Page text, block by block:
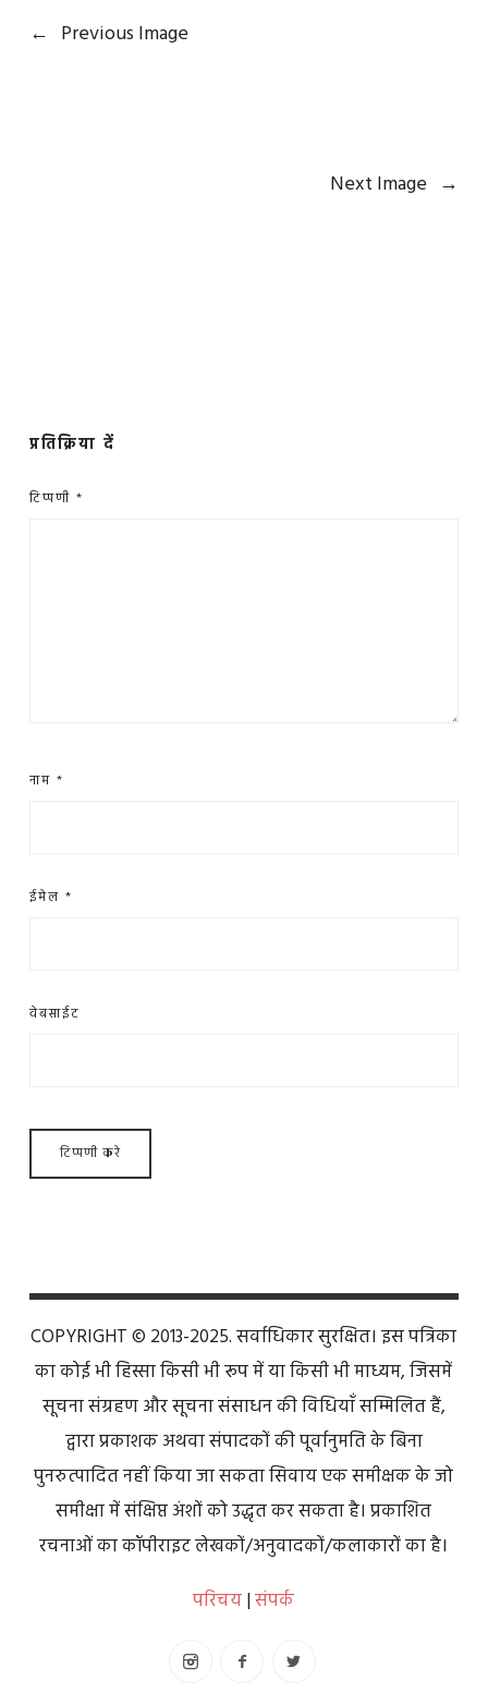
← Previous Image
Next Image →
प्रतिक्रिया दें
टिप्पणी *
नाम *
ईमेल *
वेबसाईट
COPYRIGHT © 2013-2025. सर्वाधिकार सुरक्षित। इस पत्रिका
का कोई भी हिस्सा किसी भी रूप में या किसी भी माध्यम, जिसमें
सूचना संग्रहण और सूचना संसाधन की विधियाँ सम्मिलित हैं,
द्वारा प्रकाशक अथवा संपादकों की पूर्वानुमति के बिना
पुनरुत्पादित नहीं किया जा सकता सिवाय एक समीक्षक के जो
समीक्षा में संक्षिप्त अंशों को उद्धृत कर सकता है। प्रकाशित
रचनाओं का कॉपीराइट लेखकों/अनुवादकों/कलाकारों का है।
परिचय|संपर्क